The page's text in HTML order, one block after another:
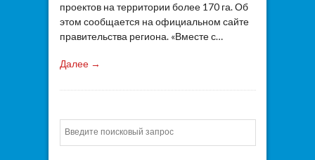
проектов на территории более 170 га. Об
этом сообщается на официальном сайте
правительства региона. «Вместе с…
Далее →